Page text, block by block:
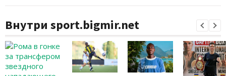
Внутри sport.bigmir.net